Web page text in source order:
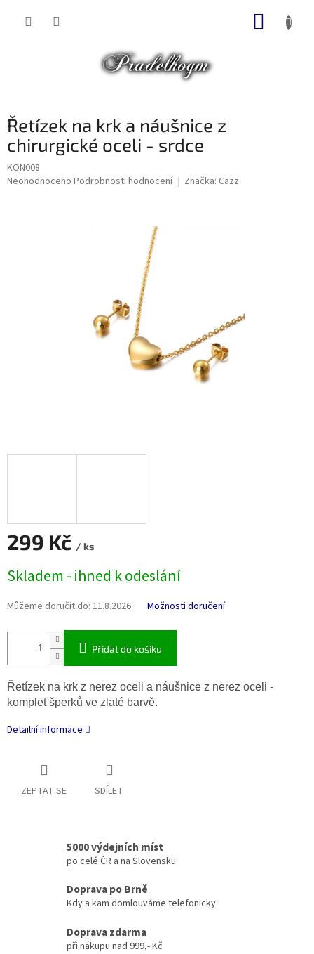
Řetízek na krk a náušnice z
chirurgické oceli - srdce
KON008
Průměrné
Neohodnoceno Podrobnosti hodnocení Značka: Cazz
299 Kč / ks
cena:
Skladem - ihned k odeslání
Můžeme doručit do: 11.8.2026 Možnosti doručení
Přidat do košíku
Řetízek na krk z nerez oceli a náušnice z nerez oceli -
komplet šperků ve zlaté barvě.
Detailní informace
ZEPTAT SE SDÍLET
5000 výdejních míst
po celé ČR a na Slovensku
Doprava po Brně
Kdy a kam domlouváme telefonicky
Doprava zdarma
při nákupu nad 999,- Kč